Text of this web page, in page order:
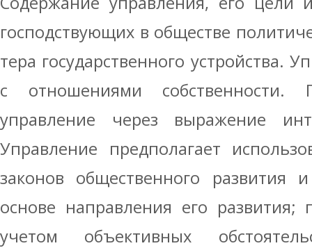
господствующих в обществе
тера государственного устройства.
с отношениями собственности.
управле­ние через выражение
Управление предполагает
законов обще­ственного развития
основе направления его развития;
учетом объективных